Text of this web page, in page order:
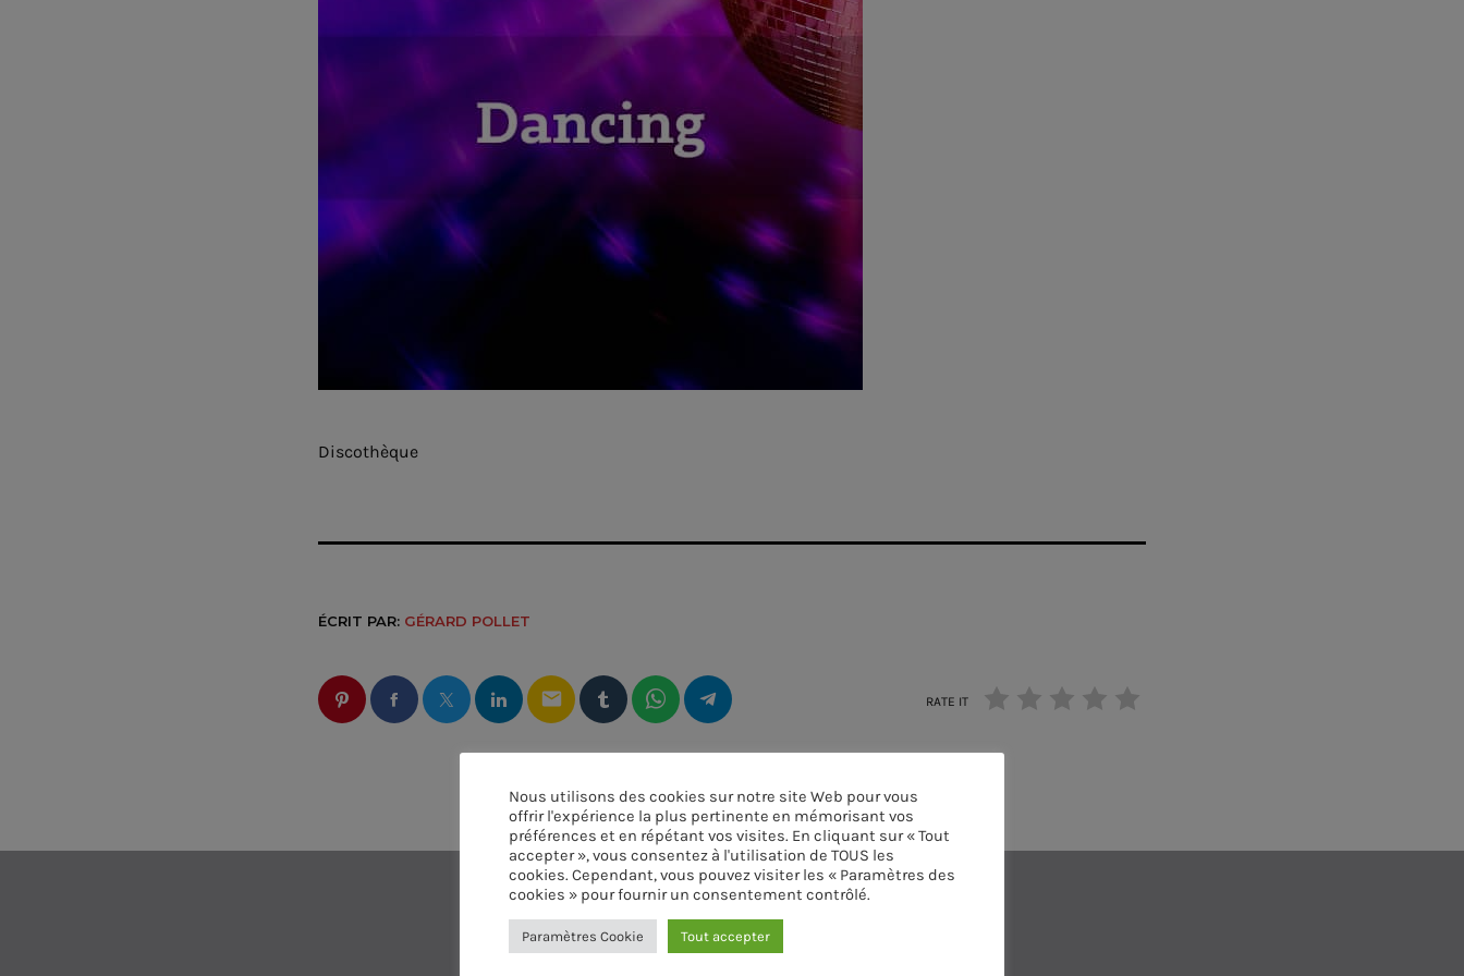
Discothèque
ÉCRIT PAR: GÉRARD POLLET
email RATE IT
Nous utilisons des cookies sur notre site Web pour vous
offrir l'expérience la plus pertinente en mémorisant vos
préférences et en répétant vos visites. En cliquant sur « Tout
accepter », vous consentez à l'utilisation de TOUS les
cookies. Cependant, vous pouvez visiter les « Paramètres des
cookies » pour fournir un consentement contrôlé.
Paramètres Cookie Tout accepter